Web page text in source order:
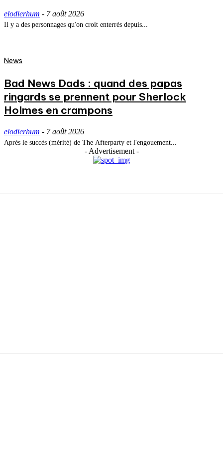
elodierhum - 7 août 2026
Il y a des personnages qu'on croit enterrés depuis...
News
Bad News Dads : quand des papas
ringards se prennent pour Sherlock
Holmes en crampons
elodierhum - 7 août 2026
Après le succès (mérité) de The Afterparty et l'engouement...
- Advertisement -